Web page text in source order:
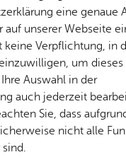
Stel­
len­an­
ge­bo­te
Aus­bil­
dung &
Stu­di­
um
Bauen
& Um­
welt
Geo­
da­ten
& 3D-
Stadt­
und
Witwe
Vor­le­sen
eine genaue
unserer Webseite
keine Verpflichtung, in
um
Auswahl in der
auch jederzeit
Sie, dass
nicht alle